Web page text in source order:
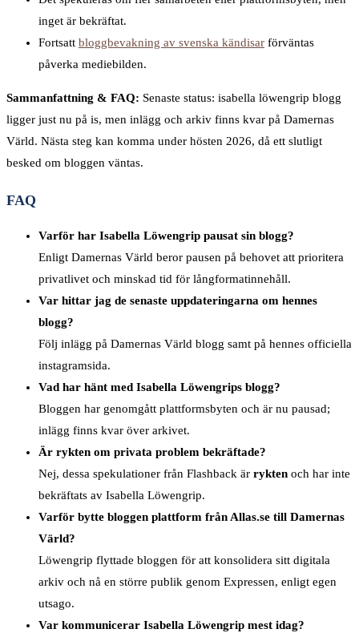
inget är bekräftat.
Fortsatt bloggbevakning av svenska kändisar förväntas
påverka mediebilden.
Sammanfattning & FAQ: Senaste status: isabella löwengrip blogg
ligger just nu på is, men inlägg och arkiv finns kvar på Damernas
Värld. Nästa steg kan komma under hösten 2026, då ett slutligt
besked om bloggen väntas.
FAQ
Varför har Isabella Löwengrip pausat sin blogg?
Enligt Damernas Värld beror pausen på behovet att prioritera
privatlivet och minskad tid för långformatinnehåll.
Var hittar jag de senaste uppdateringarna om hennes
blogg?
Följ inlägg på Damernas Värld blogg samt på hennes officiella
instagramsida.
Vad har hänt med Isabella Löwengrips blogg?
Bloggen har genomgått plattformsbyten och är nu pausad;
inlägg finns kvar över arkivet.
Är rykten om privata problem bekräftade?
Nej, dessa spekulationer från Flashback är rykten och har inte
bekräftats av Isabella Löwengrip.
Varför bytte bloggen plattform från Allas.se till Damernas
Värld?
Löwengrip flyttade bloggen för att konsolidera sitt digitala
arkiv och nå en större publik genom Expressen, enligt egen
utsago.
Var kommunicerar Isabella Löwengrip mest idag?